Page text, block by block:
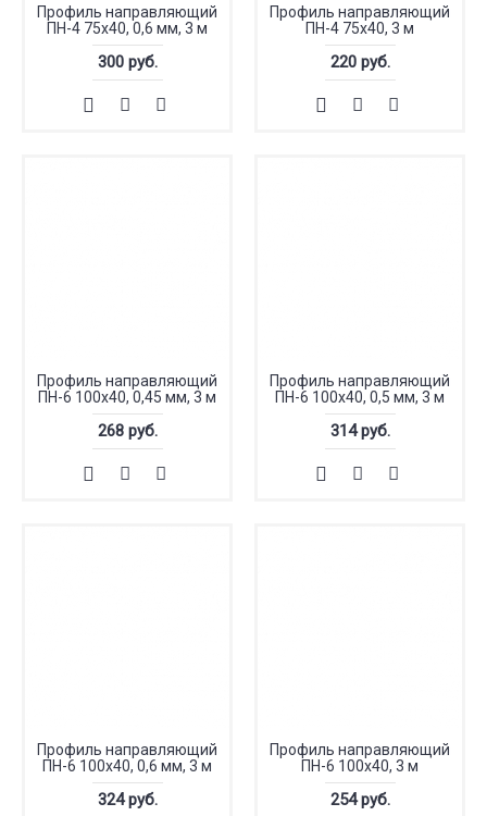
Профиль направляющий
ПН-4 75x40, 0,6 мм, 3 м
300 руб.
Профиль направляющий
ПН-4 75x40, 3 м
220 руб.
Профиль направляющий
ПН-6 100x40, 0,45 мм, 3 м
268 руб.
Профиль направляющий
ПН-6 100x40, 0,5 мм, 3 м
314 руб.
Профиль направляющий
ПН-6 100x40, 0,6 мм, 3 м
324 руб.
Профиль направляющий
ПН-6 100x40, 3 м
254 руб.